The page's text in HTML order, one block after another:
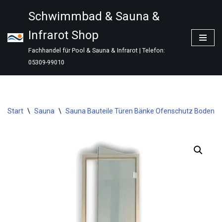
Inhalt
springen
Schwimmbad & Sauna &
Infrarot Shop
Fachhandel für Pool & Sauna & Infrarot | Telefon:
05309-99010
Start \ Sauna \ Sauna Bauteile Türen Bänke Ofenschutz